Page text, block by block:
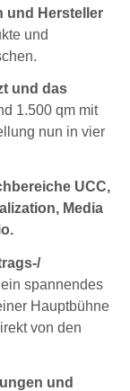
und Hersteller
und
und das
1.500 qm mit
nun in vier
UCC,
Media
spannendes
Hauptbühne
von den
und